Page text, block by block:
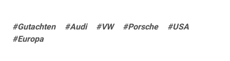
#Gutachten #Audi #VW #Porsche
#USA
#Europa